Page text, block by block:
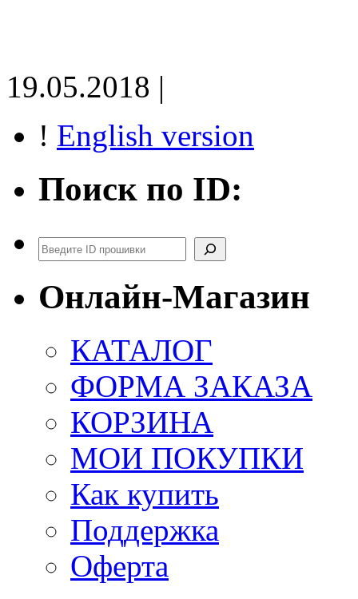
19.05.2018 |
! English version
Поиск по ID:
Поиск
Онлайн-Магазин
КАТАЛОГ
ФОРМА ЗАКАЗА
КОРЗИНА
МОИ ПОКУПКИ
Как купить
Поддержка
Оферта